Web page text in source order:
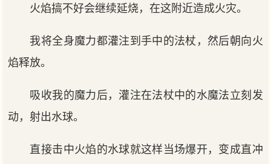
火焰搞不好会继续延烧，在这附近造成火灾。
我将全身魔力都灌注到手中的法杖，然后朝向火
焰释放。
吸收我的魔力后，灌注在法杖中的水魔法立刻发
动，射出水球。
直接击中火焰的水球就这样当场爆开，变成直冲